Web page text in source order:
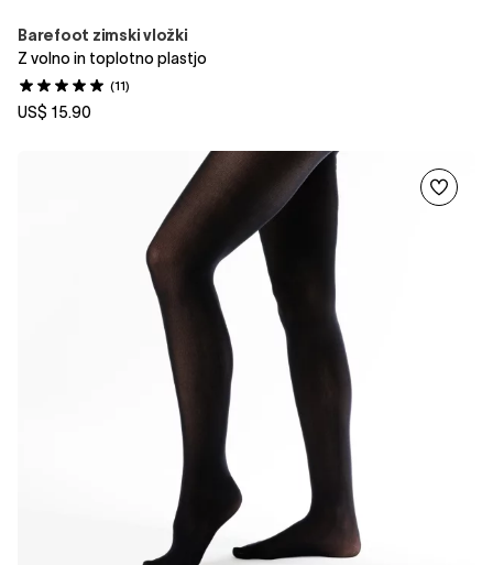
Barefoot zimski vložki
Z volno in toplotno plastjo
(11)
US$ 15.90